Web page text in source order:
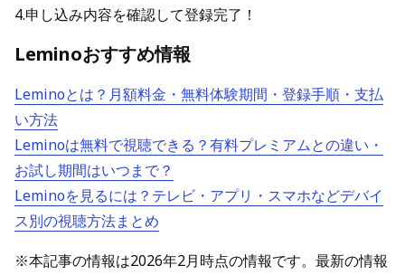
4.申し込み内容を確認して登録完了！
Leminoおすすめ情報
Leminoとは？月額料金・無料体験期間・登録手順・支払
い方法
Leminoは無料で視聴できる？有料プレミアムとの違い・
お試し期間はいつまで？
Leminoを見るには？テレビ・アプリ・スマホなどデバイ
ス別の視聴方法まとめ
※本記事の情報は2026年2月時点の情報です。最新の情報